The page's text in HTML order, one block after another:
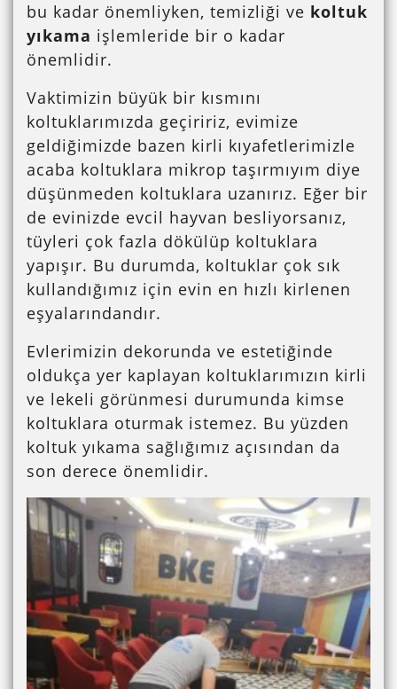
bu kadar önemliyken, temizliği ve koltuk
yıkama işlemleride bir o kadar
önemlidir.
Vaktimizin büyük bir kısmını
koltuklarımızda geçiririz, evimize
geldiğimizde bazen kirli kıyafetlerimizle
acaba koltuklara mikrop taşırmıyım diye
düşünmeden koltuklara uzanırız. Eğer bir
de evinizde evcil hayvan besliyorsanız,
tüyleri çok fazla dökülüp koltuklara
yapışır. Bu durumda, koltuklar çok sık
kullandığımız için evin en hızlı kirlenen
eşyalarındandır.
Evlerimizin dekorunda ve estetiğinde
oldukça yer kaplayan koltuklarımızın kirli
ve lekeli görünmesi durumunda kimse
koltuklara oturmak istemez. Bu yüzden
koltuk yıkama sağlığımız açısından da
son derece önemlidir.